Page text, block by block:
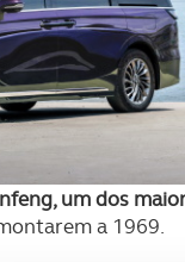
um dos
a 1969.